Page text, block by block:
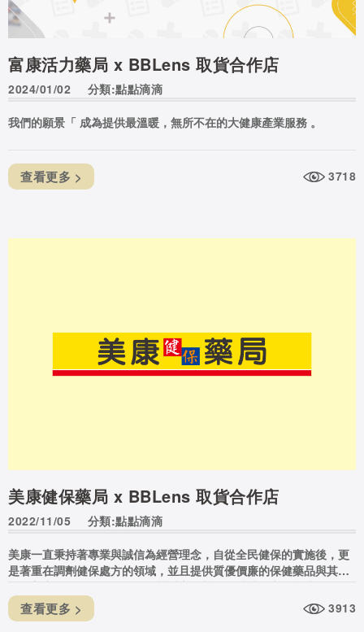
富康活力藥局 x BBLens 取貨合作店
2024/01/02 分類:點點滴滴
我們的願景「 成為提供最溫暖，無所不在的大健康產業服務 。
查看更多 > 3718
美康健保藥局 x BBLens 取貨合作店
2022/11/05 分類:點點滴滴
美康一直秉持著專業與誠信為經營理念，自從全民健保的實施後，更
是著重在調劑健保處方的領域，並且提供質優價廉的保健藥品與其他
醫學美容百貨、婦嬰用品。經營以客為尊，深耕社區立足台灣。
查看更多 > 3913